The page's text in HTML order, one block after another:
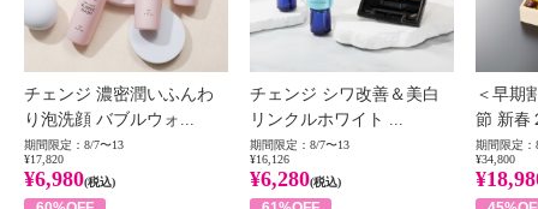
チェンジ 濃密潤いふんわ
り泡洗顔 バブルウォ...
期間限定：8/7〜13
¥17,820
¥6,980(税込)
チェンジ シワ改善＆美白
リンクルホワイト ...
期間限定：8/7〜13
¥16,126
¥6,280(税込)
＜早期
節 新春
期間限定：
¥34,800